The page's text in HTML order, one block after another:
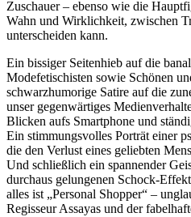
Zuschauer – ebenso wie die
Wahn und Wirklichkeit, zwischen
unterscheiden kann.
Ein bissiger Seitenhieb auf die
Modefetischisten sowie Schönen
schwarzhumorige Satire auf die
unser gegenwärtiges
Blicken aufs Smartphone und
Ein stimmungsvolles Porträt einer
die den Verlust eines geliebten
Und schließlich ein spannender
durchaus gelungenen Schock-
alles ist „Personal Shopper“ –
Regisseur Assayas und der